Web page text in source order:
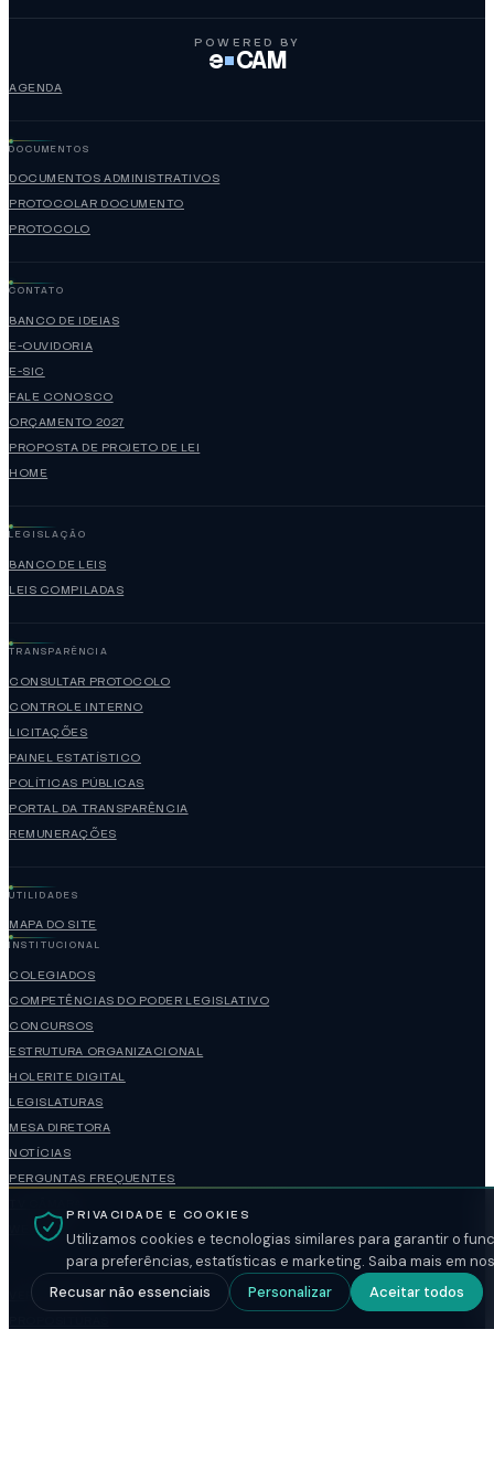
POWERED BY
e CAM
AGENDA
DOCUMENTOS
DOCUMENTOS ADMINISTRATIVOS
PROTOCOLAR DOCUMENTO
PROTOCOLO
CONTATO
BANCO DE IDEIAS
E-OUVIDORIA
E-SIC
FALE CONOSCO
ORÇAMENTO 2027
PROPOSTA DE PROJETO DE LEI
HOME
LEGISLAÇÃO
BANCO DE LEIS
LEIS COMPILADAS
TRANSPARÊNCIA
CONSULTAR PROTOCOLO
CONTROLE INTERNO
LICITAÇÕES
PAINEL ESTATÍSTICO
POLÍTICAS PÚBLICAS
PORTAL DA TRANSPARÊNCIA
REMUNERAÇÕES
UTILIDADES
MAPA DO SITE
INSTITUCIONAL
COLEGIADOS
COMPETÊNCIAS DO PODER LEGISLATIVO
CONCURSOS
ESTRUTURA ORGANIZACIONAL
HOLERITE DIGITAL
LEGISLATURAS
MESA DIRETORA
NOTÍCIAS
PERGUNTAS FREQUENTES
WEBMAIL
VEREADORES
PRIVACIDADE E COOKIES
Utilizamos cookies e tecnologias similares para garantir o
para preferências, estatísticas e marketing. Saiba mais em
Recusar não essenciais
Personalizar Aceitar todos